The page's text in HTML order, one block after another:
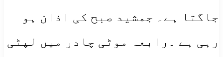
جاگتا ہے۔ جمشید صبح کی اذان ہو
رہی ہے ۔رابعہ موٹی چادر میں لپٹی